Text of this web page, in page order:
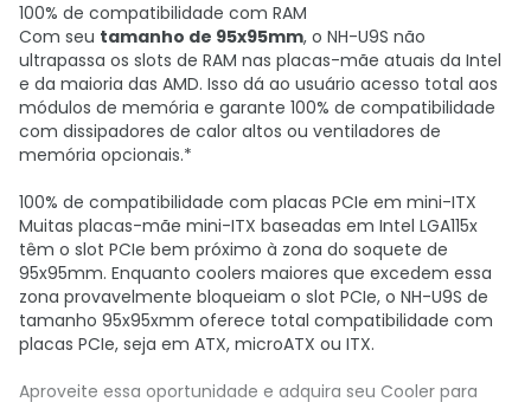
100% de compatibilidade com RAM
Com seu tamanho de 95x95mm, o NH-U9S não
ultrapassa os slots de RAM nas placas-mãe atuais da Intel
e da maioria das AMD. Isso dá ao usuário acesso total aos
módulos de memória e garante 100% de compatibilidade
com dissipadores de calor altos ou ventiladores de
memória opcionais.*
100% de compatibilidade com placas PCIe em mini-ITX
Muitas placas-mãe mini-ITX baseadas em Intel LGA115x
têm o slot PCIe bem próximo à zona do soquete de
95x95mm. Enquanto coolers maiores que excedem essa
zona provavelmente bloqueiam o slot PCIe, o NH-U9S de
tamanho 95x95xmm oferece total compatibilidade com
placas PCIe, seja em ATX, microATX ou ITX.
Aproveite essa oportunidade e adquira seu Cooler para